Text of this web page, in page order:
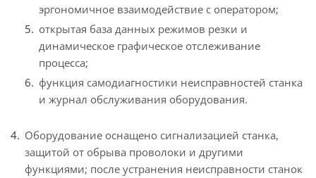
эргономичное взаимодействие с оператором;
открытая база данных режимов резки и
динамическое графическое отслеживание
процесса;
функция самодиагностики неисправностей станка
и журнал обслуживания оборудования.
Оборудование оснащено сигнализацией станка,
защитой от обрыва проволоки и другими
функциями; после устранения неисправности станок